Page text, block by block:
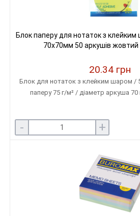
Блок паперу для нотаток з
70x70мм 50 аркушів жовтий
20.34 грн
Блок для нотаток з клейким шаром /
паперу 75 г/м² / діаметр аркуша
- +